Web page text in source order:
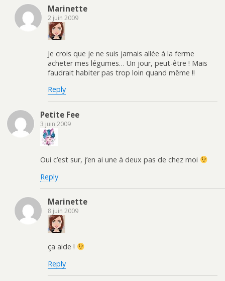
Marinette
2 juin 2009
Je crois que je ne suis jamais allée à la ferme
acheter mes légumes… Un jour, peut-être ! Mais
faudrait habiter pas trop loin quand même !!
Reply
Petite Fee
3 juin 2009
Oui c’est sur, j’en ai une à deux pas de chez moi
Reply
Marinette
8 juin 2009
ça aide !
Reply